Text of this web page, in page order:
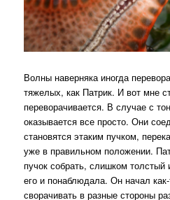
Волны наверняка иногда
тяжелых, как Патрик. И вот мне
переворачивается. В случае с
оказывается все просто. Они
становятся этаким пучком,
уже в правильном положении.
пучок собрать, слишком
его и понаблюдала. Он начал
сворачивать в разные стороны